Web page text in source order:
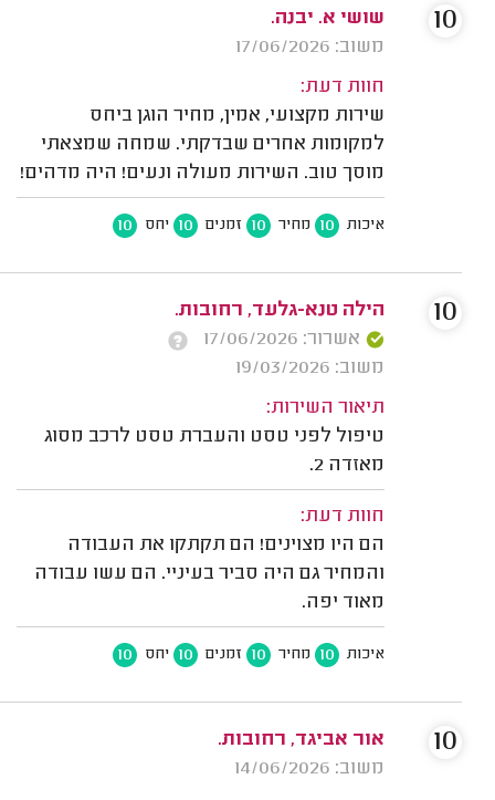
שושי א. יבנה.
משוב: 17/06/2026
חוות דעת:
שירות מקצועי, אמין, מחיר הוגן ביחס
למקומות אחרים שבדקתי. שמחה שמצאתי
מוסך טוב. השירות מעולה ונעים! היה מדהים!
איכות 10 מחיר 10 זמנים 10 יחס 10
10
הילה טנא-גלעד, רחובות.
אשרור: 17/06/2026
משוב: 19/03/2026
תיאור השירות:
טיפול לפני טסט והעברת טסט לרכב מסוג
מאזדה 2.
חוות דעת:
הם היו מצוינים! הם תקתקו את העבודה
והמחיר גם היה סביר בעיניי. הם עשו עבודה
מאוד יפה.
איכות 10 מחיר 10 זמנים 10 יחס 10
10
אור אביגד, רחובות.
משוב: 14/06/2026
10